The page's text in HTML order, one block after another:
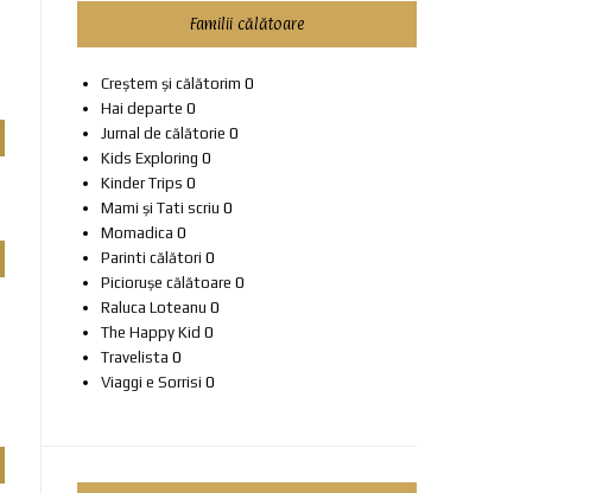
Familii călătoare
Creștem și călătorim 0
Hai departe 0
Jurnal de călătorie 0
Kids Exploring 0
Kinder Trips 0
Mami și Tati scriu 0
Momadica 0
Parinti călători 0
Piciorușe călătoare 0
Raluca Loteanu 0
The Happy Kid 0
Travelista 0
Viaggi e Sorrisi 0